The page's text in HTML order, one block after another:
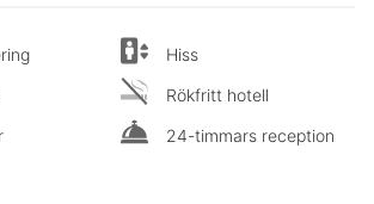
Hiss
Rökfritt hotell
24-timmars reception